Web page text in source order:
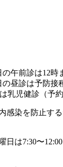
午前診は12時
昼診は予防接
乳児健診（予約
感染を防止す
は7:30〜12:00